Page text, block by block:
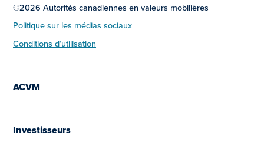
©2026 Autorités canadiennes en valeurs mobilières
Politique sur les médias sociaux
Conditions d’utilisation
ACVM
Investisseurs